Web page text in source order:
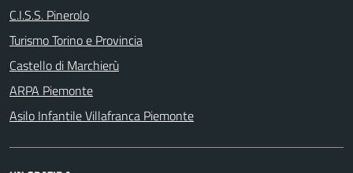
C.I.S.S. Pinerolo
Turismo Torino e Provincia
Castello di Marchierù
ARPA Piemonte
Asilo Infantile Villafranca Piemonte